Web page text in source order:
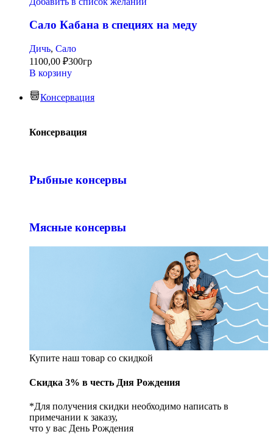
Сало Кабана в специях на меду
Дичь, Сало
1100,00 ₽300гр
В корзину
Консервация
Консервация
Рыбные консервы
Мясные консервы
Купите наш товар со скидкой
Скидка 3% в честь Дня Рождения
*Для получения скидки необходимо написать в
примечании к заказу,
что у вас День Рождения